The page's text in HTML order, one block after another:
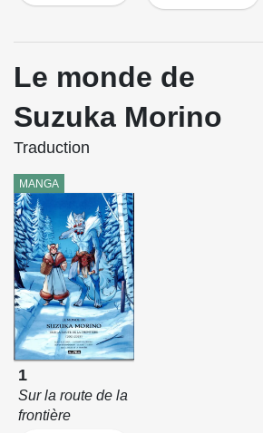
Le monde de
Suzuka Morino
Traduction
MANGA
1
Sur la route de la
frontière